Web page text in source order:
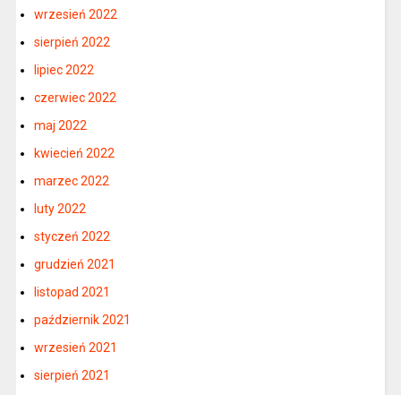
wrzesień 2022
sierpień 2022
lipiec 2022
czerwiec 2022
maj 2022
kwiecień 2022
marzec 2022
luty 2022
styczeń 2022
grudzień 2021
listopad 2021
październik 2021
wrzesień 2021
sierpień 2021